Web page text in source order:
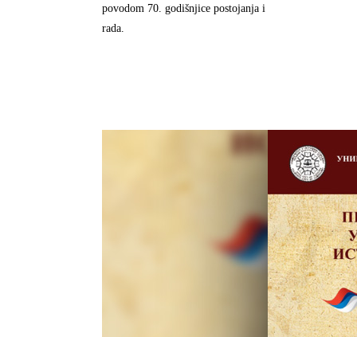
povodom 70. godišnjice postojanja i
rada.